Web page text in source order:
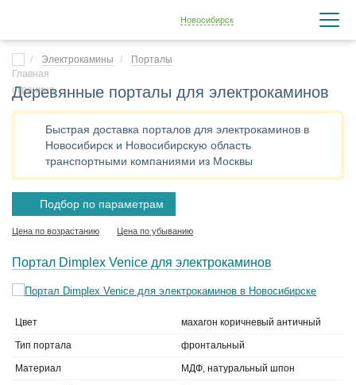
Новосибирск
Электрокамины Порталы
Деревянные порталы для электрокаминов
Быстрая доставка порталов для электрокаминов в
Новосибирск и Новосибирскую область
транспортными компаниями из Москвы
Подбор по параметрам
Цена по возрастанию Цена по убыванию
Портал Dimplex Venice для электрокаминов
Цвет махагон коричневый античный
Тип портала фронтальный
Материал МДФ, натуральный шпон